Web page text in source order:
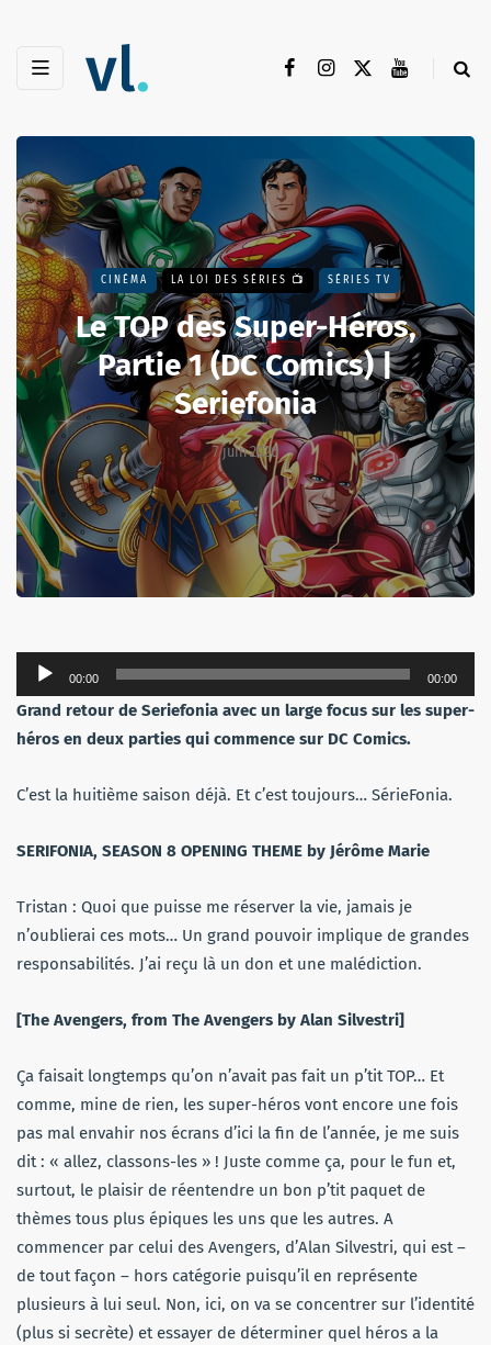
CINÉMA LA LOI DES SÉRIES 📺 SÉRIES TV
Le TOP des Super-Héros,
Partie 1 (DC Comics) |
Seriefonia
7 juin 2026
Lecteur
audio
00:00 00:00
Grand retour de Seriefonia avec un large focus sur les super-
héros en deux parties qui commence sur DC Comics.
C’est la huitième saison déjà. Et c’est toujours… SérieFonia.
SERIFONIA, SEASON 8 OPENING THEME by Jérôme Marie
Tristan : Quoi que puisse me réserver la vie, jamais je
n’oublierai ces mots… Un grand pouvoir implique de grandes
responsabilités. J’ai reçu là un don et une malédiction.
[The Avengers, from The Avengers by Alan Silvestri]
Ça faisait longtemps qu’on n’avait pas fait un p’tit TOP… Et
comme, mine de rien, les super-héros vont encore une fois
pas mal envahir nos écrans d’ici la fin de l’année, je me suis
dit : « allez, classons-les » ! Juste comme ça, pour le fun et,
surtout, le plaisir de réentendre un bon p’tit paquet de
thèmes tous plus épiques les uns que les autres. A
commencer par celui des Avengers, d’Alan Silvestri, qui est –
de tout façon – hors catégorie puisqu’il en représente
plusieurs à lui seul. Non, ici, on va se concentrer sur l’identité
(plus si secrète) et essayer de déterminer quel héros a la